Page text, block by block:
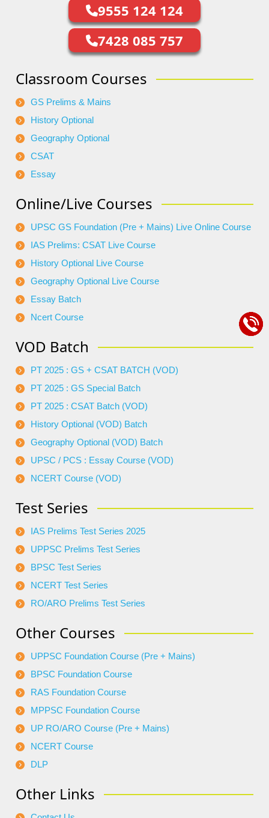
9555 124 124
7428 085 757
Classroom Courses
GS Prelims & Mains
History Optional
Geography Optional
CSAT
Essay
Online/Live Courses
UPSC GS Foundation (Pre + Mains) Live Online Course
IAS Prelims: CSAT Live Course
History Optional Live Course
Geography Optional Live Course
Essay Batch
Ncert Course
VOD Batch
PT 2025 : GS + CSAT BATCH (VOD)
PT 2025 : GS Special Batch
PT 2025 : CSAT Batch (VOD)
History Optional (VOD) Batch
Geography Optional (VOD) Batch
UPSC / PCS : Essay Course (VOD)
NCERT Course (VOD)
Test Series
IAS Prelims Test Series 2025
UPPSC Prelims Test Series
BPSC Test Series
NCERT Test Series
RO/ARO Prelims Test Series
Other Courses
UPPSC Foundation Course (Pre + Mains)
BPSC Foundation Course
RAS Foundation Course
MPPSC Foundation Course
UP RO/ARO Course (Pre + Mains)
NCERT Course
DLP
Other Links